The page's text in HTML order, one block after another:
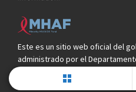
Este es un sitio web oficial del
administrado por el
Humanos de los EE. UU. y